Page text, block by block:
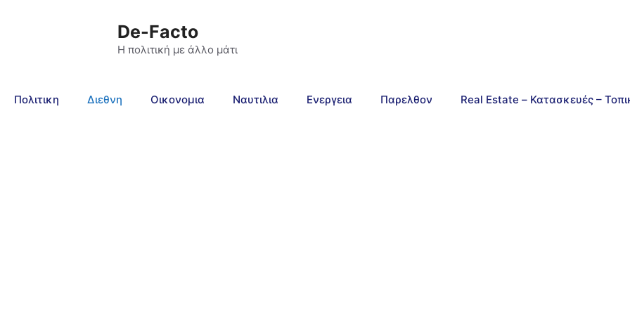
De-Facto
Η πολιτική με άλλο μάτι
Πολιτικη Διεθνη Οικονομια Ναυτιλια Ενεργεια Παρελθον Real Estate – Κατασκευές –